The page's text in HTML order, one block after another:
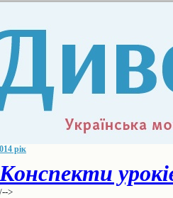
рік
Конспекти
/-->